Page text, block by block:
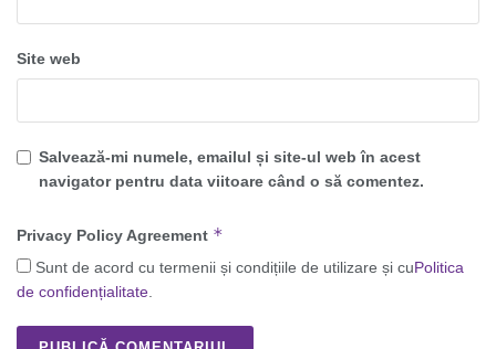
Site web
Salvează-mi numele, emailul și site-ul web în acest
navigator pentru data viitoare când o să comentez.
Privacy Policy Agreement *
Sunt de acord cu termenii și condițiile de utilizare și cuPolitica
de confidențialitate.